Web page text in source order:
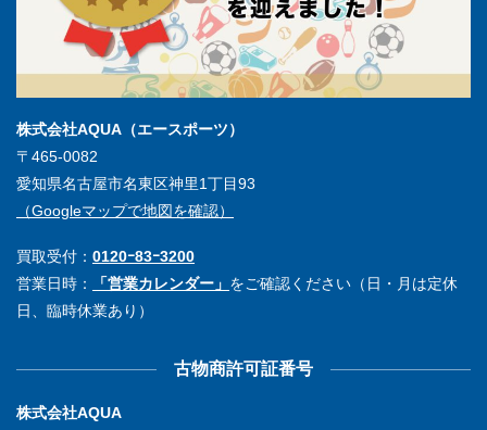
株式会社AQUA（エースポーツ）
〒465-0082
愛知県名古屋市名東区神里1丁目93
（Googleマップで地図を確認）
買取受付： 0120ｰ83ｰ3200
営業日時：
「営業カレンダー」 をご確認ください（日・月は定休
日、臨時休業あり）
古物商許可証番号
株式会社AQUA